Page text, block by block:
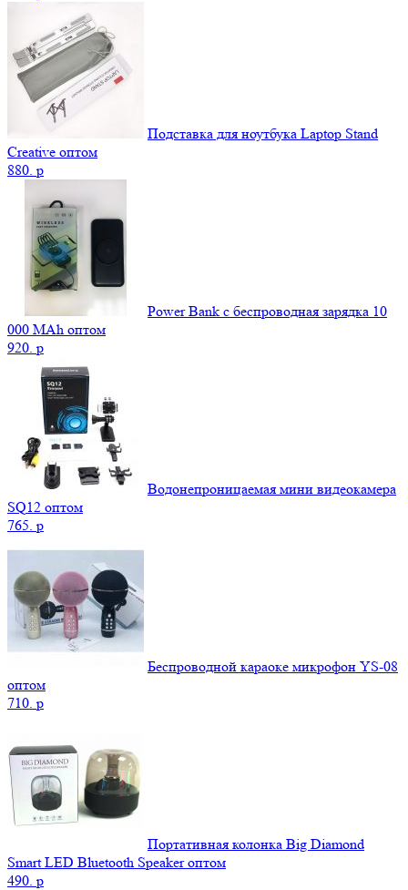
Подставка для ноутбука Laptop Stand
Creative оптом
880. p
Power Bank c беспроводная зарядка 10
000 MAh оптом
920. p
Водонепроницаемая мини видеокамера
SQ12 оптом
765. p
Беспроводной караоке микрофон YS-08
оптом
710. p
Портативная колонка Big Diamond
Smart LED Bluetooth Speaker оптом
490. p